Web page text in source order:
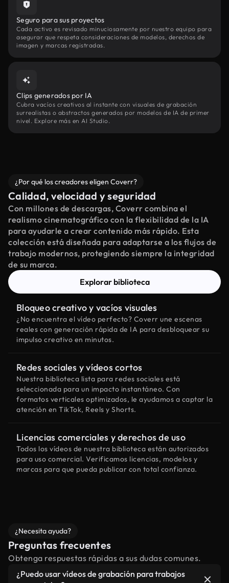
Seguro para sus proyectos
Cada activo es revisado minuciosamente por nuestro equipo para
asegurar que respeta consideraciones de modelos, derechos de
imagen y marcas registradas.
Clips generados por IA
Cubra vacíos creativos al instante con visuales de grabación
surrealistas o abstractos generados por modelos de IA de primer
nivel. Explore más en AI Studio.
¿Por qué los creadores eligen Coverr?
Calidad, velocidad y seguridad
Con millones de descargas, Coverr combina el
realismo cinematográfico con la flexibilidad de la IA
para ayudarle a crear contenido más rápido. Esta
colección está diseñada para adaptarse a los flujos de
trabajo modernos, protegiendo siempre la integridad
de su marca.
Explorar biblioteca
Bloqueo creativo y vacíos visuales
¿No encuentra el vídeo perfecto? Coverr une escenas
reales con generación rápida de IA para desbloquear su
impulso creativo en minutos.
Redes sociales y vídeos cortos
Nuestra biblioteca lista para redes sociales está
seleccionada para un impacto instantáneo. Con
formatos verticales optimizados, le ayudamos a captar la
atención en TikTok, Reels y Shorts.
Licencias comerciales y derechos de uso
Todos los vídeos de nuestra biblioteca están autorizados
para uso comercial. Verificamos licencias, modelos y
marcas para que pueda publicar con total confianza.
¿Necesita ayuda?
Preguntas frecuentes
Obtenga respuestas rápidas a sus dudas comunes.
¿Puedo usar vídeos de grabación para trabajos